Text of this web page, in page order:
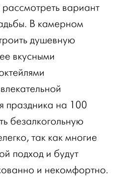
вариант
В камерном
душевную
вкусными
праздника на 100
безалкогольную
так как многие
подход и будут
и некомфортно.